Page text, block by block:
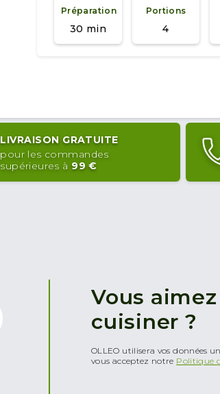
Préparation
30 min
Portions
4
LIVRAISON GRATUITE
pour les commandes
supérieures à 99 €
Vous aimez
cuisiner ?
OLLEO utilisera vos données
vous acceptez notre Politique